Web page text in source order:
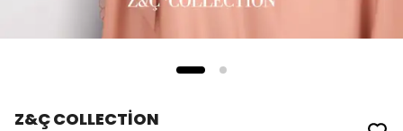
Z&Ç COLLECTİON